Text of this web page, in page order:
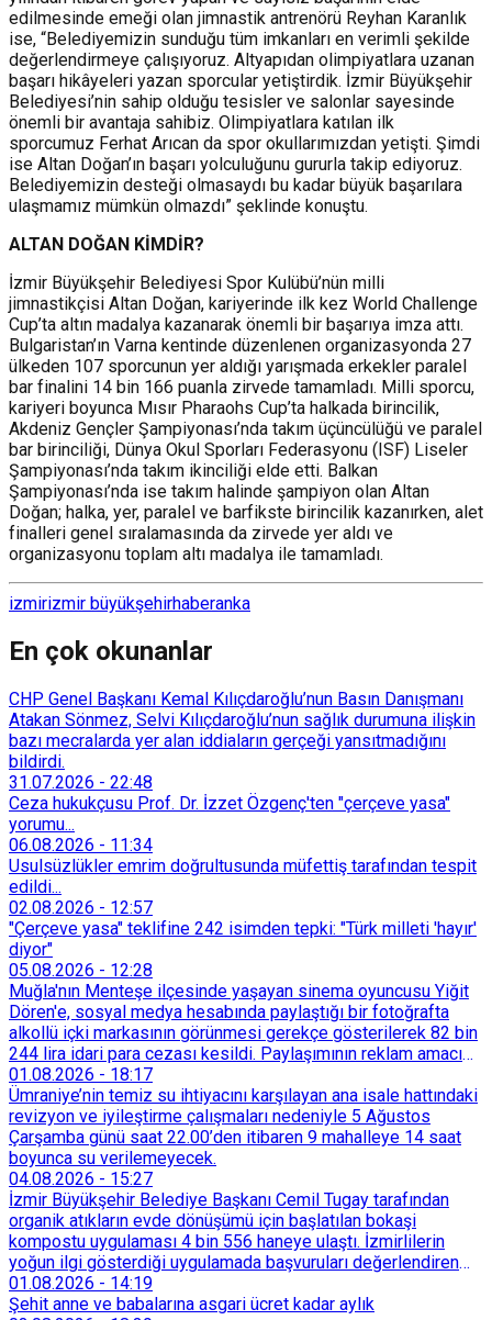
edilmesinde emeği olan jimnastik antrenörü Reyhan Karanlık
ise, “Belediyemizin sunduğu tüm imkanları en verimli şekilde
değerlendirmeye çalışıyoruz. Altyapıdan olimpiyatlara uzanan
başarı hikâyeleri yazan sporcular yetiştirdik. İzmir Büyükşehir
Belediyesi’nin sahip olduğu tesisler ve salonlar sayesinde
önemli bir avantaja sahibiz. Olimpiyatlara katılan ilk
sporcumuz Ferhat Arıcan da spor okullarımızdan yetişti. Şimdi
ise Altan Doğan’ın başarı yolculuğunu gururla takip ediyoruz.
Belediyemizin desteği olmasaydı bu kadar büyük başarılara
ulaşmamız mümkün olmazdı” şeklinde konuştu.
ALTAN DOĞAN KİMDİR?
İzmir Büyükşehir Belediyesi Spor Kulübü’nün milli
jimnastikçisi Altan Doğan, kariyerinde ilk kez World Challenge
Cup’ta altın madalya kazanarak önemli bir başarıya imza attı.
Bulgaristan’ın Varna kentinde düzenlenen organizasyonda 27
ülkeden 107 sporcunun yer aldığı yarışmada erkekler paralel
bar finalini 14 bin 166 puanla zirvede tamamladı. Milli sporcu,
kariyeri boyunca Mısır Pharaohs Cup’ta halkada birincilik,
Akdeniz Gençler Şampiyonası’nda takım üçüncülüğü ve paralel
bar birinciliği, Dünya Okul Sporları Federasyonu (ISF) Liseler
Şampiyonası’nda takım ikinciliği elde etti. Balkan
Şampiyonası’nda ise takım halinde şampiyon olan Altan
Doğan; halka, yer, paralel ve barfikste birincilik kazanırken, alet
finalleri genel sıralamasında da zirvede yer aldı ve
organizasyonu toplam altı madalya ile tamamladı.
izmirizmir büyükşehirhaberanka
En çok okunanlar
CHP Genel Başkanı Kemal Kılıçdaroğlu’nun Basın Danışmanı
Atakan Sönmez, Selvi Kılıçdaroğlu’nun sağlık durumuna ilişkin
bazı mecralarda yer alan iddiaların gerçeği yansıtmadığını
bildirdi.
31.07.2026 - 22:48
Ceza hukukçusu Prof. Dr. İzzet Özgenç'ten "çerçeve yasa"
yorumu...
06.08.2026 - 11:34
Usulsüzlükler emrim doğrultusunda müfettiş tarafından tespit
edildi...
02.08.2026 - 12:57
"Çerçeve yasa" teklifine 242 isimden tepki: "Türk milleti 'hayır'
diyor"
05.08.2026 - 12:28
Muğla'nın Menteşe ilçesinde yaşayan sinema oyuncusu Yiğit
Dören'e, sosyal medya hesabında paylaştığı bir fotoğrafta
alkollü içki markasının görünmesi gerekçe gösterilerek 82 bin
244 lira idari para cezası kesildi. Paylaşımının reklam amacı
taşımadığını savunan Dören, cezanın iptali için yargıya
başvurdu.
01.08.2026 - 18:17
Ümraniye’nin temiz su ihtiyacını karşılayan ana isale hattındaki
revizyon ve iyileştirme çalışmaları nedeniyle 5 Ağustos
Çarşamba günü saat 22.00’den itibaren 9 mahalleye 14 saat
boyunca su verilemeyecek.
04.08.2026 - 15:27
İzmir Büyükşehir Belediye Başkanı Cemil Tugay tarafından
organik atıkların evde dönüşümü için başlatılan bokaşi
kompostu uygulaması 4 bin 556 haneye ulaştı. İzmirlilerin
yoğun ilgi gösterdiği uygulamada başvuruları değerlendiren
Tarımsal Hizmetler Dairesi Başkanlığı, farklı ilçelerde toplam
128 bokaşi kompost eğitimi düzenleyerek İzmirlileri
01.08.2026 - 14:19
Şehit anne ve babalarına asgari ücret kadar aylık